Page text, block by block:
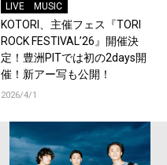
LIVE MUSIC
KOTORI、主催フェス『TORI
ROCK FESTIVAL’26』開催決
定！豊洲PITでは初の2days開
催！新アー写も公開！
2026/4/1